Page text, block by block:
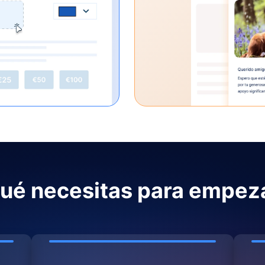
necesitas para